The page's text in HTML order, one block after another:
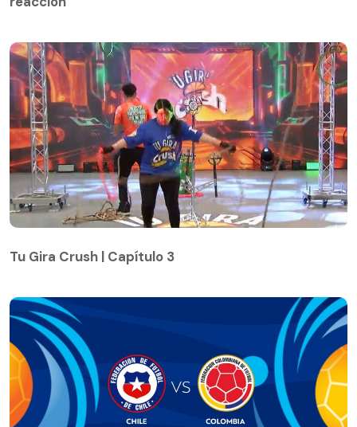
Tu Gira Crush | Capítulo 3